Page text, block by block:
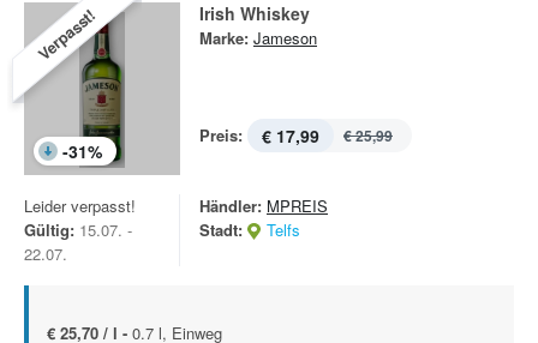
Verpasst!
-31%
Irish Whiskey
Marke: Jameson
Preis: € 17,99 € 25,99
Leider verpasst!
Gültig: 15.07. -
22.07.
Händler: MPREIS
Stadt:
Telfs
€ 25,70 / l - 0.7 l, Einweg